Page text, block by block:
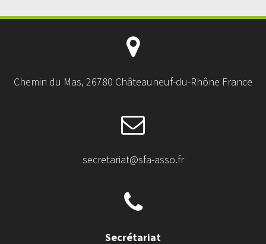
Chemin du Mas, 26780 Châteauneuf-du-Rhône France
secretariat@sfa-asso.fr
Secrétariat